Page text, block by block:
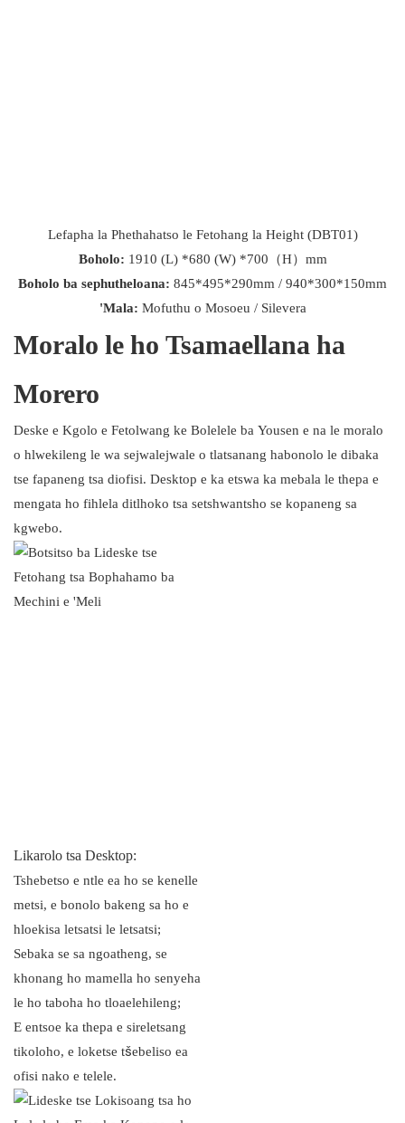
Lefapha la Phethahatso le Fetohang la Height (DBT01)
Boholo: 1910 (L) *680 (W) *700（H）mm
Boholo ba sephutheloana: 845*495*290mm / 940*300*150mm
'Mala: Mofuthu o Mosoeu / Silevera
Moralo le ho Tsamaellana ha
Morero
Deske e Kgolo e Fetolwang ke Bolelele ba Yousen e na le moralo
o hlwekileng le wa sejwalejwale o tlatsanang habonolo le dibaka
tse fapaneng tsa diofisi. Desktop e ka etswa ka mebala le thepa e
mengata ho fihlela ditlhoko tsa setshwantsho se kopaneng sa
kgwebo.
Likarolo tsa Desktop:
Tshebetso e ntle ea ho se kenelle
metsi, e bonolo bakeng sa ho e
hloekisa letsatsi le letsatsi;
Sebaka se sa ngoatheng, se
khonang ho mamella ho senyeha
le ho taboha ho tloaelehileng;
E entsoe ka thepa e sireletsang
tikoloho, e loketse tšebeliso ea
ofisi nako e telele.